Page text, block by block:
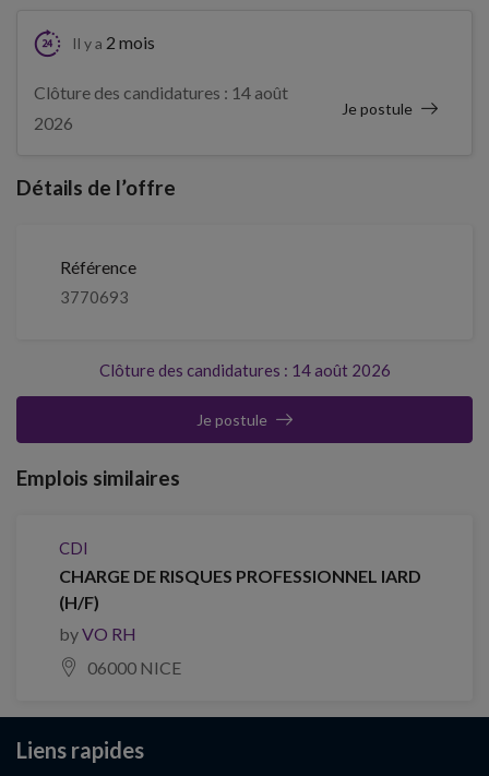
Il y a 2 mois
Clôture des candidatures : 14 août
2026
Je postule
Détails de l’offre
Référence
3770693
Clôture des candidatures : 14 août 2026
Je postule
Emplois similaires
CDI
CHARGE DE RISQUES PROFESSIONNEL IARD
(H/F)
byVO RH
06000 NICE
Liens rapides